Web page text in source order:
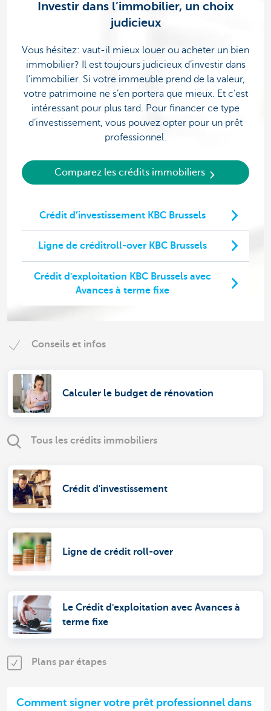
Investir dans l’immobilier, un choix
judicieux
Vous hésitez: vaut-il mieux louer ou acheter un bien
immobilier? Il est toujours judicieux d’investir dans
l’immobilier. Si votre immeuble prend de la valeur,
votre patrimoine ne s’en portera que mieux. Et c’est
intéressant pour plus tard. Pour financer ce type
d’investissement, vous pouvez opter pour un prêt
professionnel.
Comparez les crédits immobiliers
Crédit d’investissement KBC Brussels
Ligne de créditroll-over KBC Brussels
Crédit d'exploitation KBC Brussels avec
Avances à terme fixe
Conseils et infos
Calculer le budget de rénovation
Tous les crédits immobiliers
Crédit d'investissement
Ligne de crédit roll-over
Le Crédit d'exploitation avec Avances à
terme fixe
Plans par étapes
Comment signer votre prêt professionnel dans